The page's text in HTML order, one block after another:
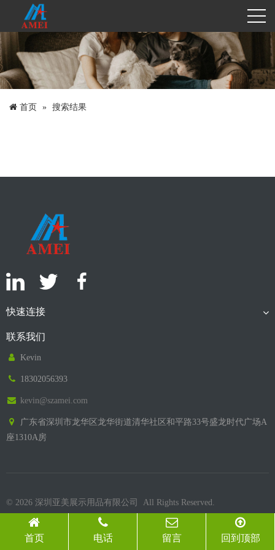
首页 搜索结果
快速连接
联系我们
Kevin
18302056393
kevin@szamei.com
广东省深圳市龙华区龙华街道清华社区和平路33号盛龙时代广场A
座1310A房
© 2026 深圳亚美展示用品有限公司 All Rights Reserved.
首页 电话 留言 回到顶部